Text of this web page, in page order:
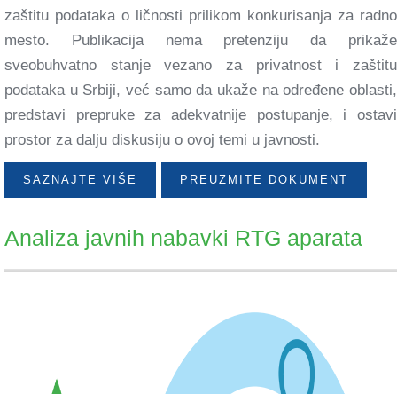
zaštitu podataka o ličnosti prilikom konkurisanja za radno
mesto. Publikacija nema pretenziju da prikaže
sveobuhvatno stanje vezano za privatnost i zaštitu
podataka u Srbiji, već samo da ukaže na određene oblasti,
predstavi prepruke za adekvatnije postupanje, i ostavi
prostor za dalju diskusiju o ovoj temi u javnosti.
SAZNAJTE VIŠE PREUZMITE DOKUMENT
Analiza javnih nabavki RTG aparata